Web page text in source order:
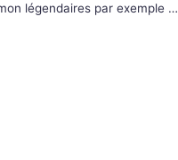
légendaires par exemple